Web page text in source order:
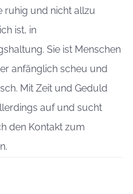
ruhig und nicht allzu
ist, in
Sie ist Menschen
anfänglich scheu und
Mit Zeit und Geduld
auf und sucht
den Kontakt zum